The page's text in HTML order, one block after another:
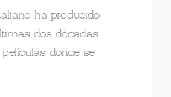
ha producido
dos décadas
donde se